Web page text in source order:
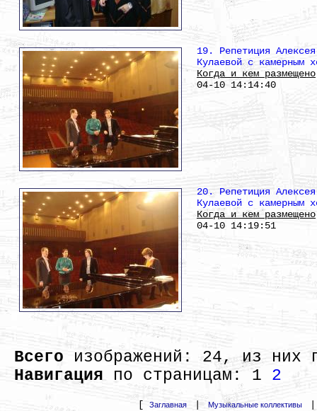
19. Репетиция
Кулаевой с камерным
Когда и кем размещено
04-10 14:14:40
20. Репетиция
Кулаевой с камерным
Когда и кем размещено
04-10 14:19:51
Всего изображений: 24, из них
Навигация по страницам: 1 2
[ Заглавная Музыкальные коллективы